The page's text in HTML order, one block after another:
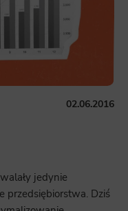
02.06.2016
jedynie
przedsiębiorstwa. Dziś